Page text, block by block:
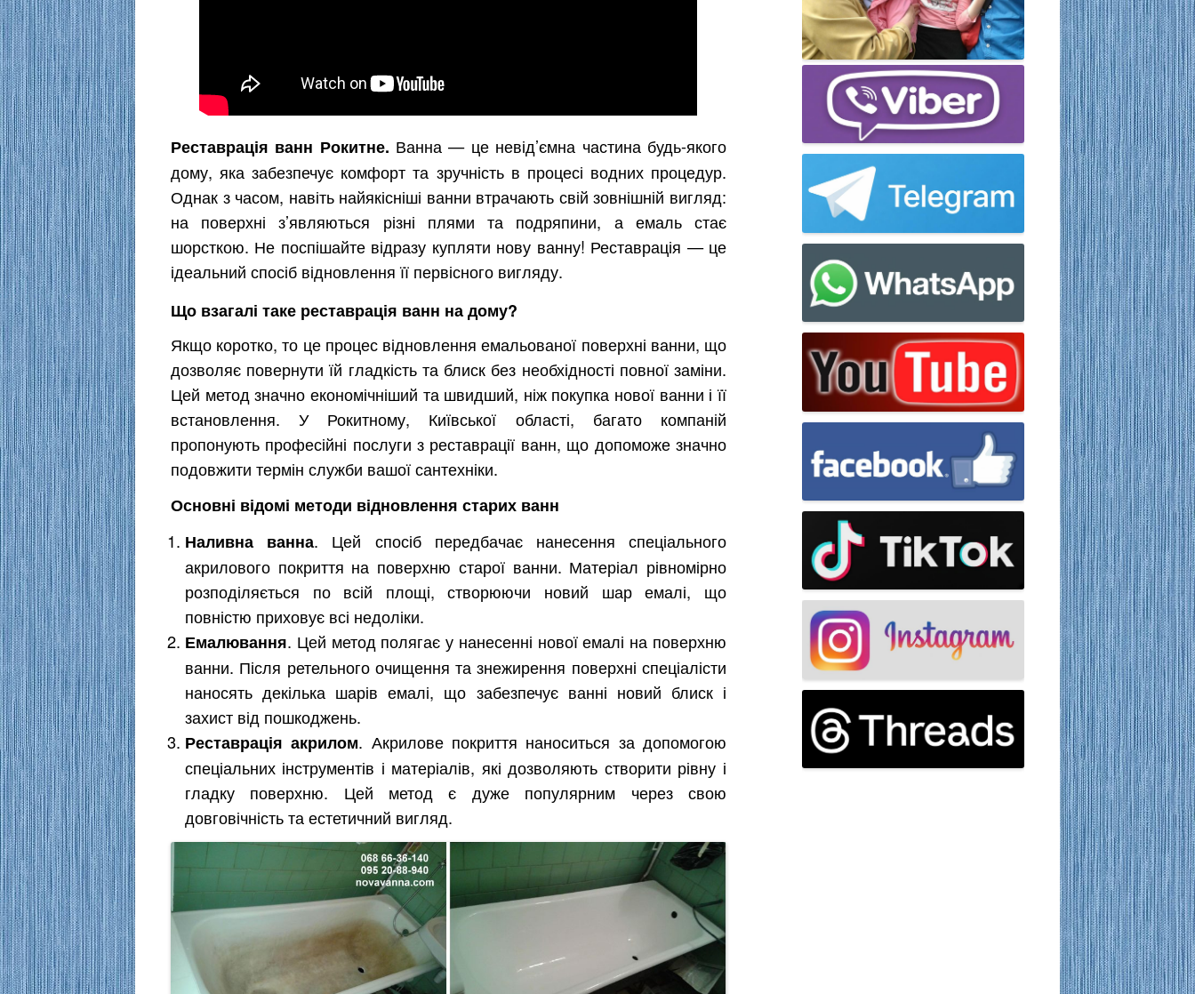
Реставрація ванн Рокитне. Ванна — це невід’ємна частина будь-якого
дому, яка забезпечує комфорт та зручність в процесі водних процедур.
Однак з часом, навіть найякісніші ванни втрачають свій зовнішній вигляд:
на поверхні з’являються різні плями та подряпини, а емаль стає
шорсткою. Не поспішайте відразу купляти нову ванну! Реставрація — це
ідеальний спосіб відновлення її первісного вигляду.
Що взагалі таке реставрація ванн на дому?
Якщо коротко, то це процес відновлення емальованої поверхні ванни, що
дозволяє повернути їй гладкість та блиск без необхідності повної заміни.
Цей метод значно економічніший та швидший, ніж покупка нової ванни і її
встановлення. У Рокитному, Київської області, багато компаній
пропонують професійні послуги з реставрації ванн, що допоможе значно
подовжити термін служби вашої сантехніки.
Основні відомі методи відновлення старих ванн
Наливна ванна. Цей спосіб передбачає нанесення спеціального
акрилового покриття на поверхню старої ванни. Матеріал рівномірно
розподіляється по всій площі, створюючи новий шар емалі, що
повністю приховує всі недоліки.
Емалювання. Цей метод полягає у нанесенні нової емалі на поверхню
ванни. Після ретельного очищення та знежирення поверхні спеціалісти
наносять декілька шарів емалі, що забезпечує ванні новий блиск і
захист від пошкоджень.
Реставрація акрилом. Акрилове покриття наноситься за допомогою
спеціальних інструментів і матеріалів, які дозволяють створити рівну і
гладку поверхню. Цей метод є дуже популярним через свою
довговічність та естетичний вигляд.